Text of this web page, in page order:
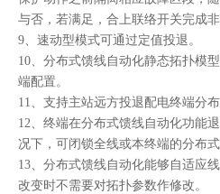
与否，若满足，合上联络开关完成
9、 速动型模式可通过定值投退。
10、 分布式馈线自动化静态拓扑模
端配置。
11、 支持主站远方投退配电终端分
12、 终端在分布式馈线自动化功能
况下，可闭锁全线或本终端的分布式
13、 分布式馈线自动化能够自适应
改变时不需要对拓扑参数作修改。